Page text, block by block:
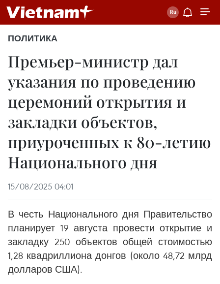
ПОЛИТИКА
Премьер-министр дал
указания по проведению
церемоний открытия и
закладки объектов,
приуроченных к 80-летию
Национального дня
15/08/2025 04:01
В честь Национального дня Правительство
планирует 19 августа провести открытие и
закладку 250 объектов общей стоимостью
1,28 квадриллиона донгов (около 48,72 млрд
долларов США).